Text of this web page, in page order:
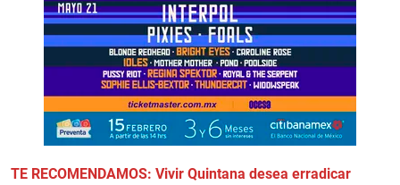
TE RECOMENDAMOS: Vivir Quintana desea erradicar